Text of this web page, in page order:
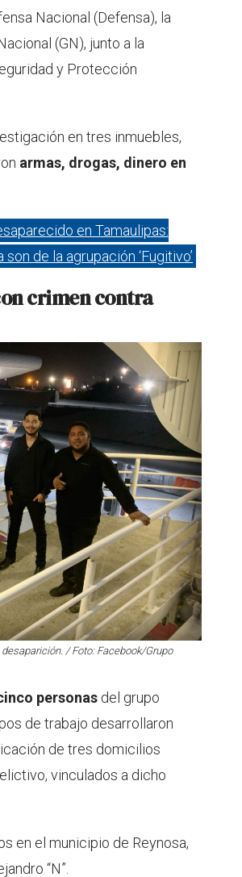
Nacional (Defensa), la
(GN), junto a la
y Protección
en tres inmuebles,
armas, drogas, dinero en
en Tamaulipas:
de la agrupación ‘Fugitivo’
crimen contra
/ Foto: Facebook/Grupo
personas del grupo
de trabajo desarrollaron
de tres domicilios
vinculados a dicho
en el municipio de Reynosa,
“N”.